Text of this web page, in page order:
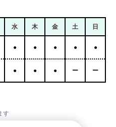
水 木 金 土 日
● ● ● ● ●
● ● ● ー ー
す